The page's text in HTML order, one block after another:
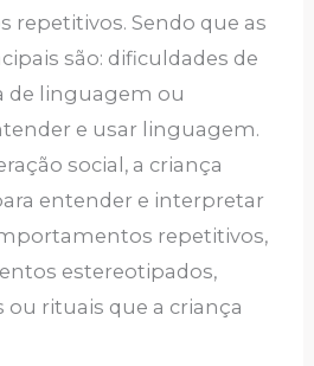
repetitivos. Sendo que as
são: dificuldades de
de linguagem ou
e usar linguagem.
social, a criança
entender e interpretar
repetitivos,
estereotipados,
ou rituais que a criança